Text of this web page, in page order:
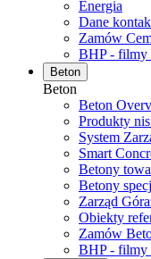
Energia
Dane
Zamów
BHP - filmy
Beton
Beton
Beton
Produkty
System
Smart
Betony
Betony
Zarząd
Obiekty
Zamów
BHP - filmy